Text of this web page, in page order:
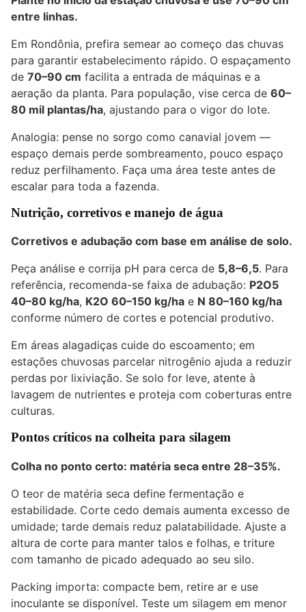
entre linhas.
Em Rondônia, prefira semear ao começo das chuvas
para garantir estabelecimento rápido. O espaçamento
de 70–90 cm facilita a entrada de máquinas e a
aeração da planta. Para população, vise cerca de 60–
80 mil plantas/ha, ajustando para o vigor do lote.
Analogia: pense no sorgo como canavial jovem —
espaço demais perde sombreamento, pouco espaço
reduz perfilhamento. Faça uma área teste antes de
escalar para toda a fazenda.
Nutrição, corretivos e manejo de água
Corretivos e adubação com base em análise de solo.
Peça análise e corrija pH para cerca de 5,8–6,5. Para
referência, recomenda-se faixa de adubação: P2O5
40–80 kg/ha, K2O 60–150 kg/ha e N 80–160 kg/ha
conforme número de cortes e potencial produtivo.
Em áreas alagadiças cuide do escoamento; em
estações chuvosas parcelar nitrogênio ajuda a reduzir
perdas por lixiviação. Se solo for leve, atente à
lavagem de nutrientes e proteja com coberturas entre
culturas.
Pontos críticos na colheita para silagem
Colha no ponto certo: matéria seca entre 28–35%.
O teor de matéria seca define fermentação e
estabilidade. Corte cedo demais aumenta excesso de
umidade; tarde demais reduz palatabilidade. Ajuste a
altura de corte para manter talos e folhas, e triture
com tamanho de picado adequado ao seu silo.
Packing importa: compacte bem, retire ar e use
inoculante se disponível. Teste um silagem em menor